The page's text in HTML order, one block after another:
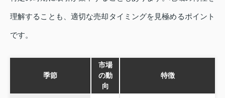
理解することも、適切な売却タイミングを見極めるポイント
です。
季節
市場
の動
向
特徴